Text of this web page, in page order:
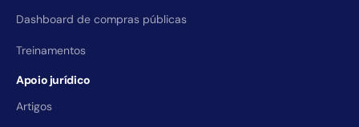
Dashboard de compras públicas
Treinamentos
Apoio jurídico
Artigos